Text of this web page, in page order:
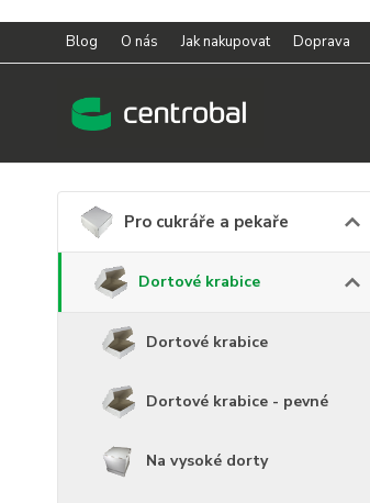
Blog O nás Jak nakupovat Doprava
Pro cukráře a pekaře
Dortové krabice
Dortové krabice
Dortové krabice - pevné
Na vysoké dorty